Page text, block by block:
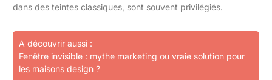
dans des teintes classiques, sont souvent privilégiés.
A découvrir aussi :
Fenêtre invisible : mythe marketing ou vraie solution pour
les maisons design ?